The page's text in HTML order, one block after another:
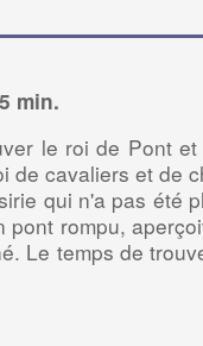
min.
le roi de Pont
de cavaliers et de
qui n'a pas été
rompu,
Le temps de